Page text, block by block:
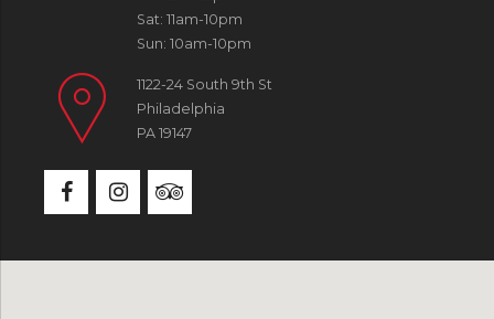
Sat: 11am-10pm
Sun: 10am-10pm
1122-24 South 9th St
Philadelphia
PA 19147